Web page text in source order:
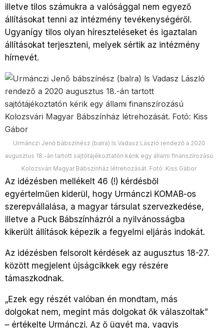
illetve tilos számukra a valósággal nem egyező
állításokat tenni az intézmény tevékenységéről.
Ugyanígy tilos olyan híreszteléseket és igaztalan
állításokat terjeszteni, melyek sértik az intézmény
hírnevét.
Urmánczi Jenő bábszínész (balra) ls Vadasz László rendező a 2020
augusztus 18.-án tartott sajtótájékoztatón kérik egy állami finanszírozású
Kolozsvári Magyar Bábszínház létrehozását. Fotó: Kiss Gábor
Az idézésben mellékelt 46 (!) kérdésből
egyértelműen kiderül, hogy Urmánczi KOMAB-os
szerepvállalása, a magyar társulat szervezkedése,
illetve a Puck Bábszínházról a nyilvánosságba
kikerült állítások képezik a fegyelmi eljárás indokát.
Az idézésben felsorolt kérdések az augusztus 18-27.
között megjelent újságcikkek egy részére
támaszkodnak.
„Ezek egy részét valóban én mondtam, más
dolgokat nem, megint más dolgokat ők válaszoltak”
– értékelte Urmánczi. Az ő ügyét ma, vagyis